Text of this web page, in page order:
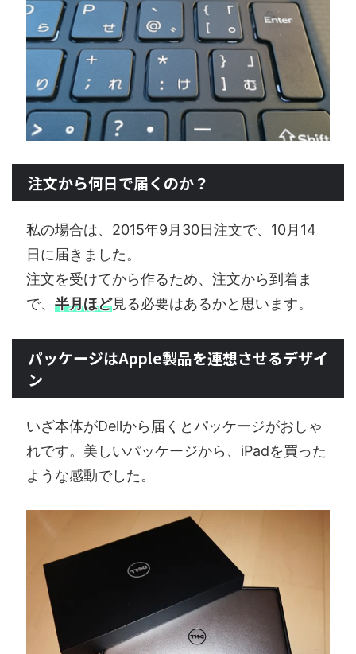
注文から何日で届くのか？
私の場合は、2015年9月30日注文で、10月14
日に届きました。
注文を受けてから作るため、注文から到着ま
で、 半月ほど見る必要はあるかと思います。
パッケージはApple製品を連想させるデザイ
ン
いざ本体がDellから届くとパッケージがおしゃ
れです。美しいパッケージから、iPadを買った
ような感動でした。